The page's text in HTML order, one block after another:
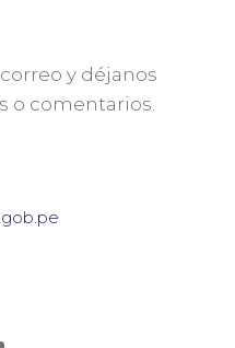
y déjanos
o comentarios.